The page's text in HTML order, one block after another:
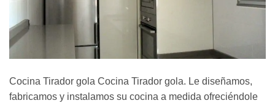
Cocina Tirador gola Cocina Tirador gola. Le diseñamos,
fabricamos y instalamos su cocina a medida ofreciéndole